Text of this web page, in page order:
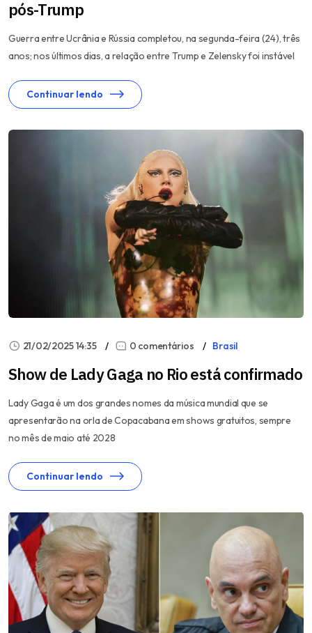
pós-Trump
Guerra entre Ucrânia e Rússia completou, na segunda-feira (24), três
anos; nos últimos dias, a relação entre Trump e Zelensky foi instável
Continuar lendo
21/02/2025 14:35 0 comentários Brasil
Show de Lady Gaga no Rio está confirmado
Lady Gaga é um dos grandes nomes da música mundial que se
apresentarão na orla de Copacabana em shows gratuitos, sempre
no mês de maio até 2028
Continuar lendo